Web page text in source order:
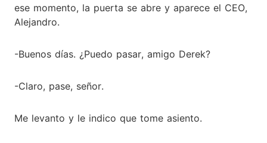
ese momento, la puerta se abre y aparece el CEO,
Alejandro.
-Buenos días. ¿Puedo pasar, amigo Derek?
-Claro, pase, señor.
Me levanto y le indico que tome asiento.